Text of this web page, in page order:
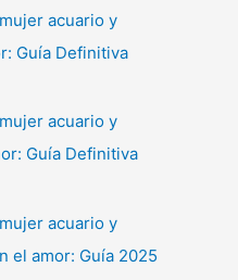
acuario y
Guía Definitiva
acuario y
Guía Definitiva
acuario y
el amor: Guía 2025